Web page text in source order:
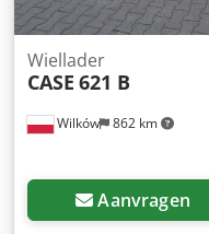
Wilków 862 km
Wiellader
CASE 621 B
Aanvragen